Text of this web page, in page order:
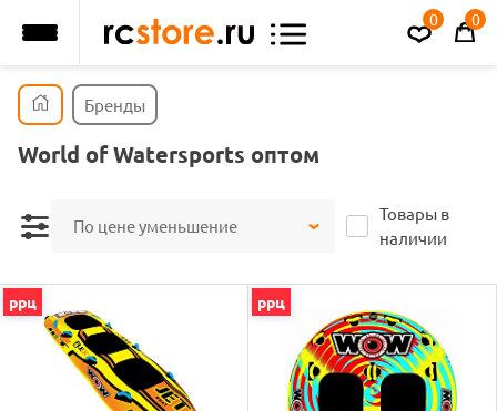
0 0
Бренды
World of Watersports оптом
По цене уменьшение
Товары в
наличии
ррц ррц